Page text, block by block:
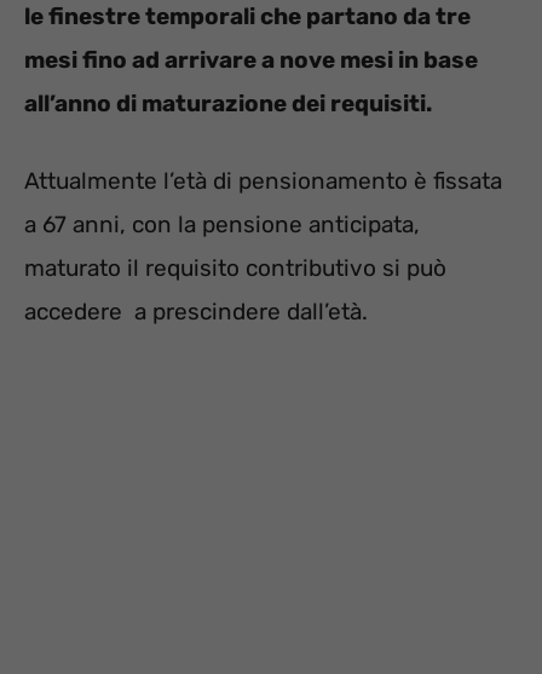
le finestre temporali che partano da tre
mesi fino ad arrivare a nove mesi in base
all’anno di maturazione dei requisiti.
Attualmente l’età di pensionamento è fissata
a 67 anni, con la pensione anticipata,
maturato il requisito contributivo si può
accedere a prescindere dall’età.